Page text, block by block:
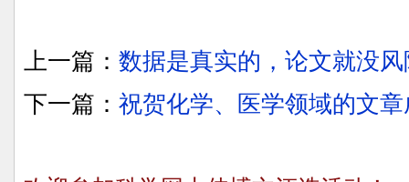
上一篇： 数据是真实的，论文就没
下一篇： 祝贺化学、医学领域的文